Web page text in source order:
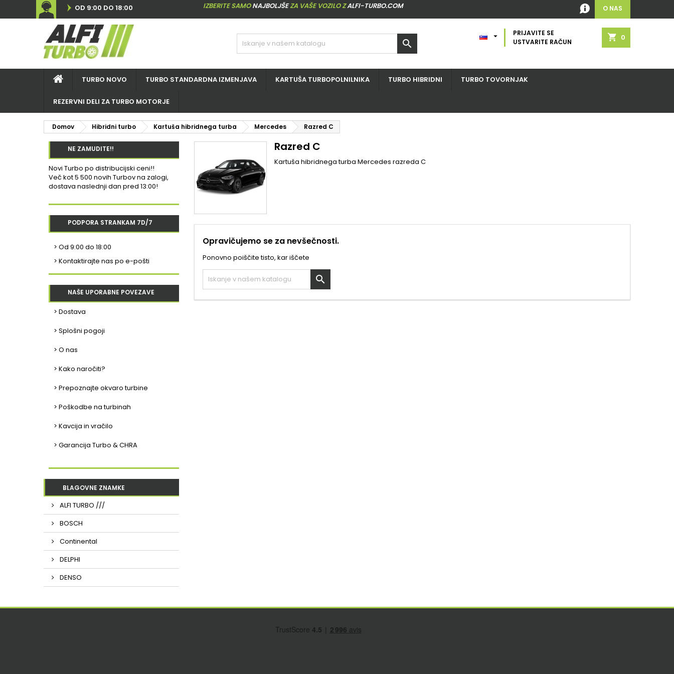
OD 9:00 DO 18:00 IZBERITE SAMONAJBOLJŠEZA VAŠE VOZILO ZALFI-TURBO.COM O NAS
shopping_cart 0
PRIJAVITE SE
USTVARITE RAČUN


TURBO NOVO TURBO STANDARDNA IZMENJAVA KARTUŠA TURBOPOLNILNIKA TURBO HIBRIDNI TURBO TOVORNJAK
REZERVNI DELI ZA TURBO MOTORJE
Domov Hibridni turbo Kartuša hibridnega turba Mercedes Razred C
NE ZAMUDITE!!
Novi Turbo po distribucijski ceni!!
Več kot 5 500 novih Turbov na zalogi,
dostava naslednji dan pred 13:00!
PODPORA STRANKAM 7D/7
> Od 9:00 do 18:00
> Kontaktirajte nas po e-pošti
NAŠE UPORABNE POVEZAVE
> Dostava
> Splošni pogoji
> O nas
> Kako naročiti?
> Prepoznajte okvaro turbine
> Poškodbe na turbinah
> Kavcija in vračilo
> Garancija Turbo & CHRA
BLAGOVNE ZNAMKE
ALFI TURBO ///
BOSCH
Continental
DELPHI
DENSO
Razred C
Kartuša hibridnega turba Mercedes razreda C
Opravičujemo se za nevšečnosti.
Ponovno poiščite tisto, kar iščete
